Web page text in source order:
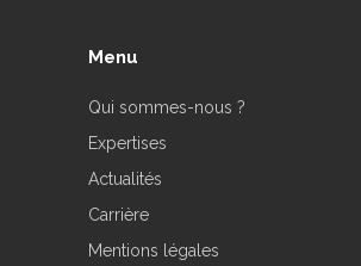
Menu
Qui sommes-nous ?
Expertises
Actualités
Carrière
Mentions légales